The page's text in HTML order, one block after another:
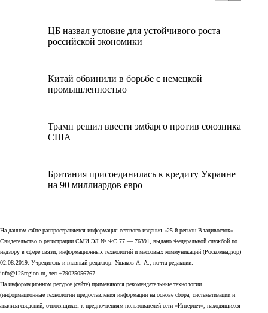
ЦБ назвал условие для устойчивого роста
российской экономики
Китай обвинили в борьбе с немецкой
промышленностью
Трамп решил ввести эмбарго против союзника
США
Британия присоединилась к кредиту Украине
на 90 миллиардов евро
На данном сайте распространяется информация сетевого издания «25-й регион Владивосток».
Свидетельство о регистрации СМИ ЭЛ № ФС 77 — 76391, выдано Федеральной службой по
надзору в сфере связи, информационных технологий и массовых коммуникаций (Роскомнадзор)
02.08.2019. Учредитель и главный редактор: Ушаков А. А., почта редакции:
info@125region.ru, тел.+79025056767.
На информационном ресурсе (сайте) применяются рекомендательные технологии
(информационные технологии предоставления информации на основе сбора, систематизации и
анализа сведений, относящихся к предпочтениям пользователей сети «Интернет», находящихся